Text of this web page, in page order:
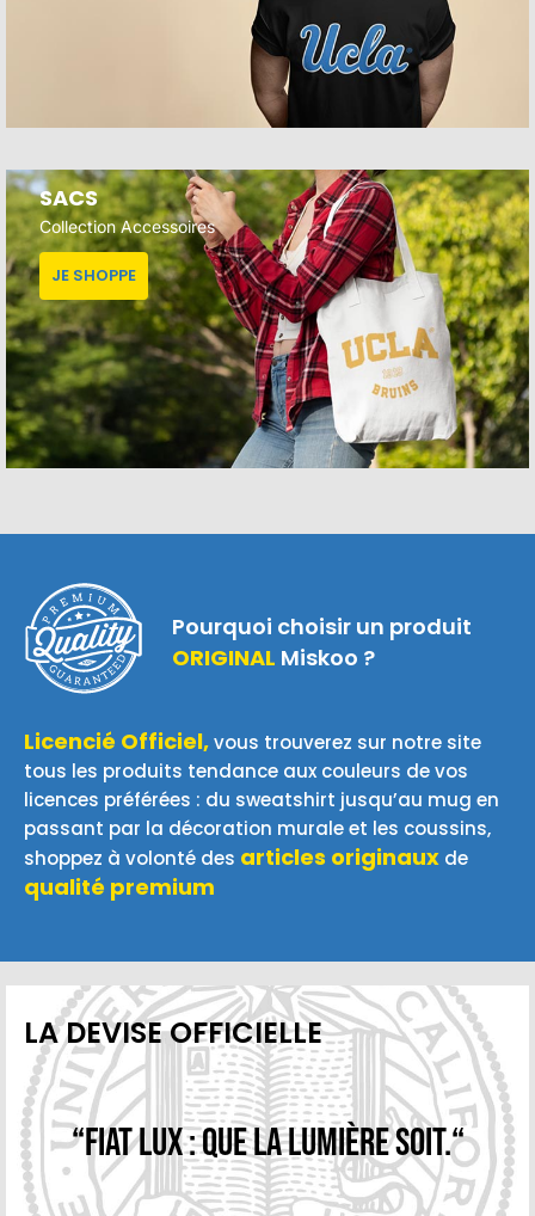
SACS
Collection Accessoires
JE SHOPPE
Pourquoi choisir un produit
ORIGINAL Miskoo ?
Licencié Officiel,vous trouverez sur notre site
tous les produits tendance aux couleurs de vos
licences préférées : du sweatshirt jusqu’au mug en
passant par la décoration murale et les coussins,
shoppez à volonté des articles originaux de
qualité premium
LA DEVISE OFFICIELLE
“Fiat Lux : Que la lumière soit.“